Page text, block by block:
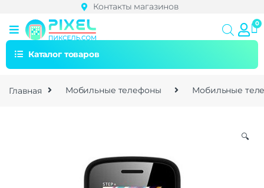
Контакты магазинов
Каталог товаров
Главная Мобильные телефоны Мобильные
🔍